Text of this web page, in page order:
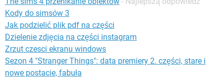
Kody do simsów 3
Jak podzielić plik pdf na części
Dzielenie zdjęcia na części instagram
Zrzut czesci ekranu windows
Sezon 4 "Stranger Things": data premiery 2. części, stare i
nowe postacie, fabuła